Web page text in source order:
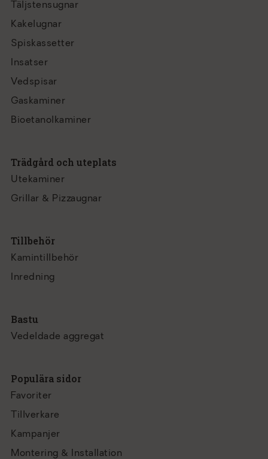
Täljstensugnar
Kakelugnar
Spiskassetter
Insatser
Vedspisar
Gaskaminer
Bioetanolkaminer
Trädgård och uteplats
Utekaminer
Grillar & Pizzaugnar
Tillbehör
Kamintillbehör
Inredning
Bastu
Vedeldade aggregat
Populära sidor
Favoriter
Tillverkare
Kampanjer
Montering & Installation